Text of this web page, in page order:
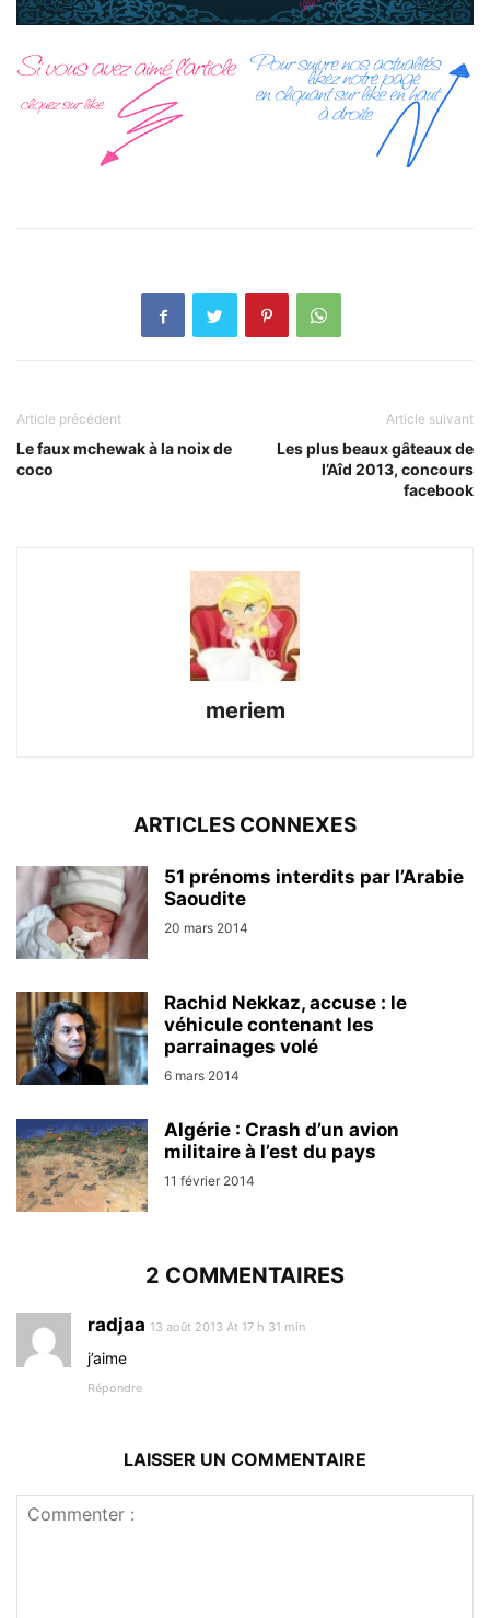
Article précédent
Le faux mchewak à la noix de
coco
Article suivant
Les plus beaux gâteaux de
l’Aîd 2013, concours
facebook
meriem
ARTICLES CONNEXES
51 prénoms interdits par l’Arabie
Saoudite
20 mars 2014
Rachid Nekkaz, accuse : le
véhicule contenant les
parrainages volé
6 mars 2014
Algérie : Crash d’un avion
militaire à l’est du pays
11 février 2014
2 COMMENTAIRES
radjaa 13 août 2013 At 17 h 31 min
j’aime
Répondre
LAISSER UN COMMENTAIRE